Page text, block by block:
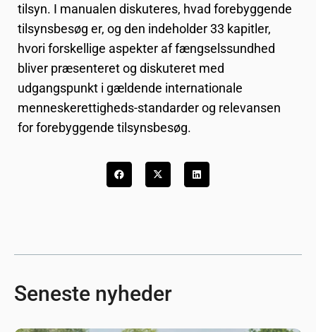
tilsyn. I manualen diskuteres, hvad forebyggende
tilsynsbesøg er, og den indeholder 33 kapitler,
hvori forskellige aspekter af fængselssundhed
bliver præsenteret og diskuteret med
udgangspunkt i gældende internationale
menneskerettigheds-standarder og relevansen
for forebyggende tilsynsbesøg.
Seneste nyheder